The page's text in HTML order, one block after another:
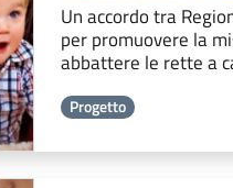
Un accordo tra
per promuovere la
abbattere le rette a
Progetto